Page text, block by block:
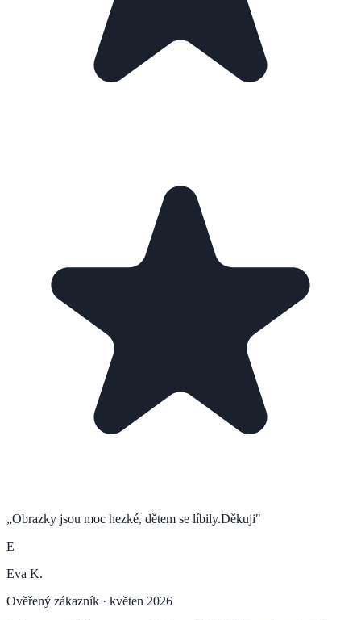
„Obrazky jsou moc hezké, dětem se líbily.Děkuji"
E
Eva K.
Ověřený zákazník · květen 2026